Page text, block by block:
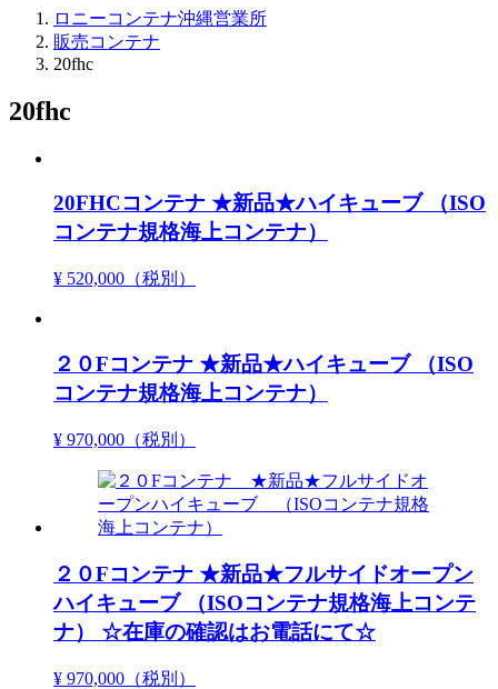
ロニーコンテナ沖縄営業所
販売コンテナ
20fhc
20fhc
20FHCコンテナ ★新品★ハイキューブ （ISO
コンテナ規格海上コンテナ）
¥ 520,000 （税別）
２０Fコンテナ ★新品★ハイキューブ （ISO
コンテナ規格海上コンテナ）
¥ 970,000 （税別）
２０Fコンテナ ★新品★フルサイドオープン
ハイキューブ （ISOコンテナ規格海上コンテ
ナ） ☆在庫の確認はお電話にて☆
¥ 970,000 （税別）